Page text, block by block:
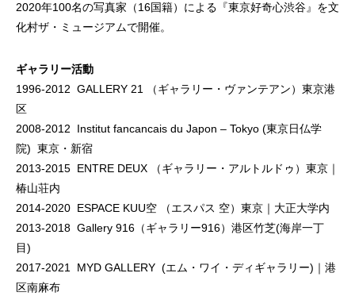
2020年100名の写真家（16国籍）による『東京好奇心渋谷』を文
化村ザ・ミュージアムで開催。
ギャラリー活動
1996-2012 GALLERY 21 （ギャラリー・ヴァンテアン）東京港
区
2008-2012 Institut fancancais du Japon – Tokyo (東京日仏学
院) 東京・新宿
2013-2015 ENTRE DEUX （ギャラリー・アルトルドゥ）東京｜
椿山荘内
2014-2020 ESPACE KUU空 （エスパス 空）東京｜大正大学内
2013-2018 Gallery 916（ギャラリー916）港区竹芝(海岸一丁
目)
2017-2021 MYD GALLERY (エム・ワイ・ディギャラリー)｜港
区南麻布